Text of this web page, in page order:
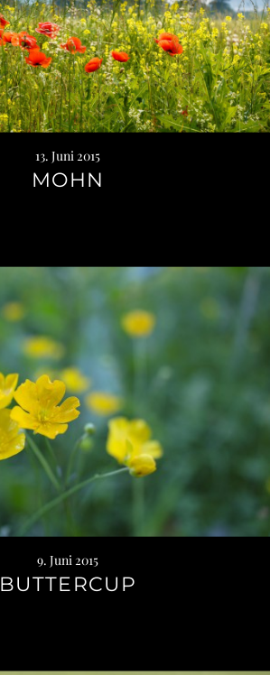
13. Juni 2015
MOHN
9. Juni 2015
BUTTERCUP